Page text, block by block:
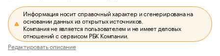
Информация носит справочный характер и сгенерирована на
основании данных из открытых источников.
Компания не является пользователем и не имеет деловых
отношений с сервисом РБК Компании.
Редактировать описание